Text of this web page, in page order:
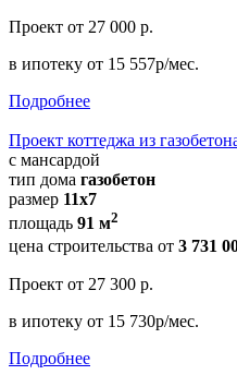
Проект от 27 000 р.
в ипотеку от 15 557р/мес.
Подробнее
Проект коттеджа из
с мансардой
тип дома газобетон
размер 11x7
площадь 91 м2
цена строительства от 3 731
Проект от 27 300 р.
в ипотеку от 15 730р/мес.
Подробнее